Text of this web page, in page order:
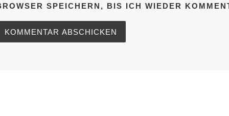
SPEICHERN, BIS ICH WIEDER